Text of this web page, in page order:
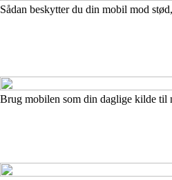
Sådan beskytter du din mobil mod
Brug mobilen som din daglige kilde til